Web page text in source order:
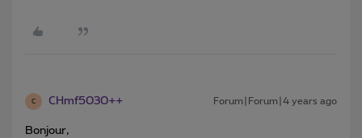
C CHmf5030++ Forum|Forum|4 years ago
Bonjour,